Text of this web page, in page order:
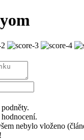
nebylo vloženo